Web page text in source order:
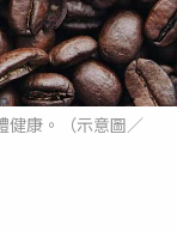
健康。（示意圖／